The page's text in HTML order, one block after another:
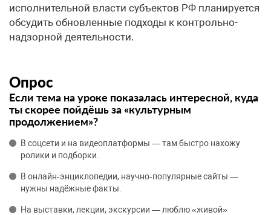
исполнительной власти субъектов РФ планируется
обсудить обновленные подходы к контрольно-
надзорной деятельности.
Опрос
Если тема на уроке показалась интересной, куда
ты скорее пойдёшь за «культурным
продолжением»?
В соцсети и на видеоплатформы — там быстро нахожу
ролики и подборки.
В онлайн‑энциклопедии, научно‑популярные сайты —
нужны надёжные факты.
На выставки, лекции, экскурсии — люблю «живой»